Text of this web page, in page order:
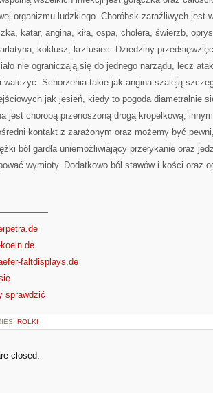
organizmu ludzkiego. Choróbsk zaraźliwych jest
katar, angina, kiła, ospa, cholera, świerzb,
koklusz, krztusiec. Dziedziny
nie ograniczają się do jednego narządu, lecz
walczyć. Schorzenia takie jak angina szaleją
jak jesień, kiedy to pogoda diametralnie
jest chorobą przenoszoną drogą kropelkową,
kontakt z zarażonym oraz możemy być
ból gardła uniemożliwiający przełykanie oraz
wymioty. Dodatkowo ból stawów i kości oraz
faltdisplays.de
sprawdzić
ROLKI
closed.